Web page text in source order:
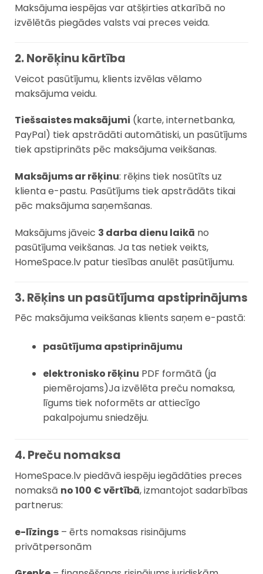
Maksājuma iespējas var atšķirties atkarībā no
izvēlētās piegādes valsts vai preces veida.
2. Norēķinu kārtība
Veicot pasūtījumu, klients izvēlas vēlamo
maksājuma veidu.
Tiešsaistes maksājumi (karte, internetbanka,
PayPal) tiek apstrādāti automātiski, un pasūtījums
tiek apstiprināts pēc maksājuma veikšanas.
Maksājums ar rēķinu: rēķins tiek nosūtīts uz
klienta e-pastu. Pasūtījums tiek apstrādāts tikai
pēc maksājuma saņemšanas.
Maksājums jāveic 3 darba dienu laikā no
pasūtījuma veikšanas. Ja tas netiek veikts,
HomeSpace.lv patur tiesības anulēt pasūtījumu.
3. Rēķins un pasūtījuma apstiprinājums
Pēc maksājuma veikšanas klients saņem e-pastā:
pasūtījuma apstiprinājumu
elektronisko rēķinu PDF formātā (ja
piemērojams)Ja izvēlēta preču nomaksa,
līgums tiek noformēts ar attiecīgo
pakalpojumu sniedzēju.
4. Preču nomaksa
HomeSpace.lv piedāvā iespēju iegādāties preces
nomaksā no 100 € vērtībā, izmantojot sadarbības
partnerus:
e-līzings – ērts nomaksas risinājums
privātpersonām